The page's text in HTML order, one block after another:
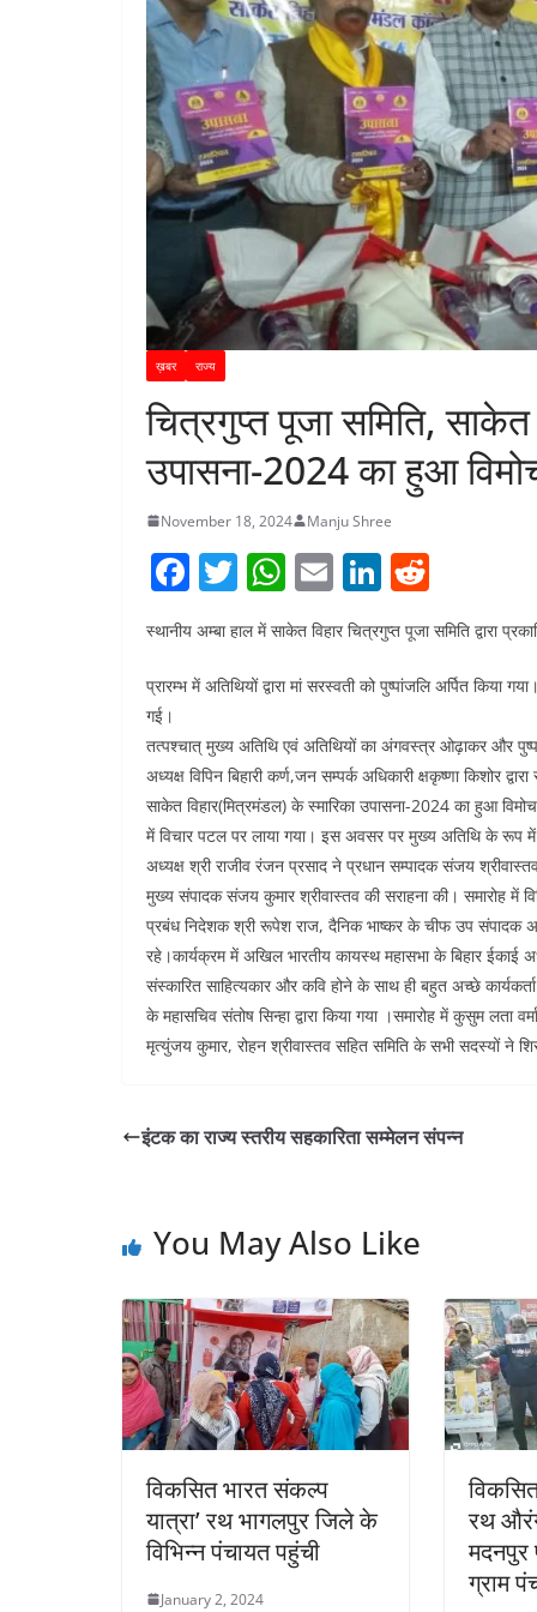
ख़बर राज्य
चित्रगुप्त पूजा समिति,
उपासना-2024 का हुआ
November 18, 2024 Manju Shree
F
c
e
o
o
k
T
w
itt
er
W
h
at
s
A
p
p
E
m
ai
l
Li
k
e
dI
n
e
d
di
स्थानीय अम्बा हाल में साकेत विहार चित्रगुप्त पूजा समिति द्वारा
प्रारम्भ में अतिथियों द्वारा मां सरस्वती को पुष्पांजलि अर्पित किया
गई।
तत्पश्चात् मुख्य अतिथि एवं अतिथियों का अंगवस्त्र ओढ़ाकर और
अध्यक्ष विपिन बिहारी कर्ण,जन सम्पर्क अधिकारी क्षकृष्णा किशोर
साकेत विहार(मित्रमंडल) के स्मारिका उपासना-2024 का हुआ
में विचार पटल पर लाया गया। इस अवसर पर मुख्य अतिथि के रूप
अध्यक्ष श्री राजीव रंजन प्रसाद ने प्रधान सम्पादक संजय श्रीवास्तव
मुख्य संपादक संजय कुमार श्रीवास्तव की सराहना की। समारोह में
प्रबंध निदेशक श्री रूपेश राज, दैनिक भाष्कर के चीफ उप संपादक
रहे।कार्यक्रम में अखिल भारतीय कायस्थ महासभा के बिहार ईकाई
संस्कारित साहित्यकार और कवि होने के साथ ही बहुत अच्छे
के महासचिव संतोष सिन्हा द्वारा किया गया ।समारोह में कुसुम
मृत्युंजय कुमार, रोहन श्रीवास्तव सहित समिति के सभी सदस्यों ने
इंटक का राज्य स्तरीय सहकारिता सम्मेलन संपन्न
You May Also Like
विकसित भारत संकल्प
यात्रा’ रथ भागलपुर जिले के
विभिन्न पंचायत पहुंची
January 2, 2024
रथ
मदनपुर
ग्राम